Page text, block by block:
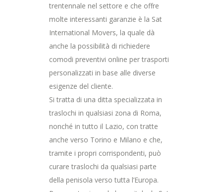
trentennale nel settore e che offre
molte interessanti garanzie è la Sat
International Movers, la quale dà
anche la possibilità di richiedere
comodi preventivi online per trasporti
personalizzati in base alle diverse
esigenze del cliente.
Si tratta di una ditta specializzata in
traslochi in qualsiasi zona di Roma,
nonché in tutto il Lazio, con tratte
anche verso Torino e Milano e che,
tramite i propri corrispondenti, può
curare traslochi da qualsiasi parte
della penisola verso tutta l’Europa.